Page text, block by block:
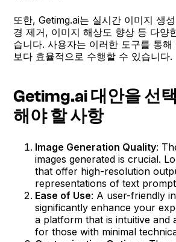
또한, Getimg.ai는 실시간 이미지 생
경 제거, 이미지 해상도 향상 등 다양
습니다. 사용자는 이러한 도구를 통해
보다 효율적으로 수행할 수 있습니다.
Getimg.ai 대안을 선
해야 할 사항
Image Generation Quality:
images generated is crucial.
that offer high-resolution
representations of text
Ease of Use: A user-friendly
significantly enhance your
a platform that is intuitive and
for those with minimal